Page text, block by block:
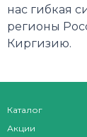
нас гибкая
регионы
Киргизию.
Каталог
Акции